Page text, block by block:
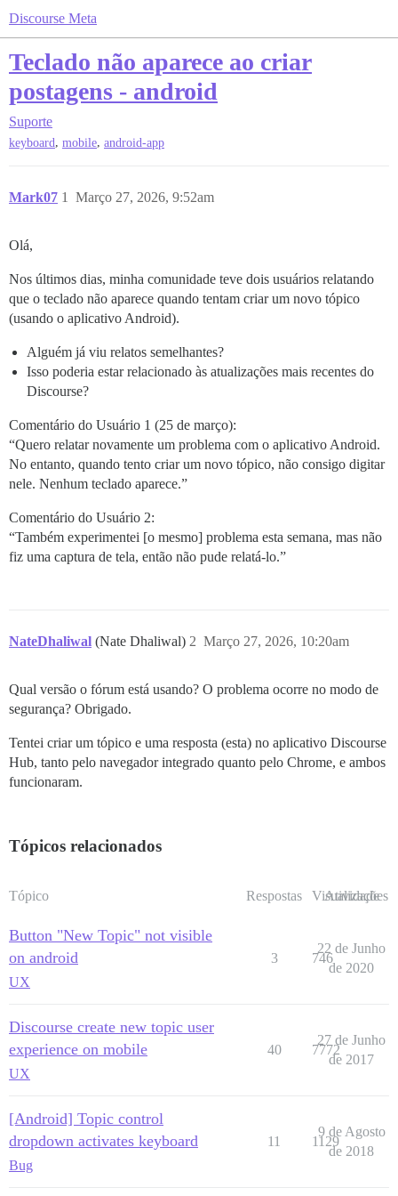
Discourse Meta
Teclado não aparece ao criar
postagens - android
Suporte
keyboard, mobile, android-app
Mark07 Março 27, 2026, 9:52am
1
Olá,
Nos últimos dias, minha comunidade teve dois usuários relatando
que o teclado não aparece quando tentam criar um novo tópico
(usando o aplicativo Android).
Alguém já viu relatos semelhantes?
Isso poderia estar relacionado às atualizações mais recentes do
Discourse?
Comentário do Usuário 1 (25 de março):
“Quero relatar novamente um problema com o aplicativo Android.
No entanto, quando tento criar um novo tópico, não consigo digitar
nele. Nenhum teclado aparece.”
Comentário do Usuário 2:
“Também experimentei [o mesmo] problema esta semana, mas não
fiz uma captura de tela, então não pude relatá-lo.”
NateDhaliwal (Nate Dhaliwal) Março 27, 2026, 10:20am
2
Qual versão o fórum está usando? O problema ocorre no modo de
segurança? Obrigado.
Tentei criar um tópico e uma resposta (esta) no aplicativo Discourse
Hub, tanto pelo navegador integrado quanto pelo Chrome, e ambos
funcionaram.
Tópicos relacionados
Tópico Respostas Visualizações
Atividade
Button "New Topic" not visible
on android
UX
3 746
22 de Junho
de 2020
Discourse create new topic user
experience on mobile
UX
40 7772
27 de Junho
de 2017
[Android] Topic control
dropdown activates keyboard
Bug
11 1129
9 de Agosto
de 2018